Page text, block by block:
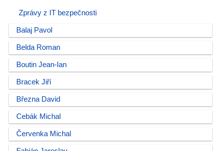
Zprávy z IT bezpečnosti
Balaj Pavol
Belda Roman
Boutin Jean-Ian
Bracek Jiří
Března David
Cebák Michal
Červenka Michal